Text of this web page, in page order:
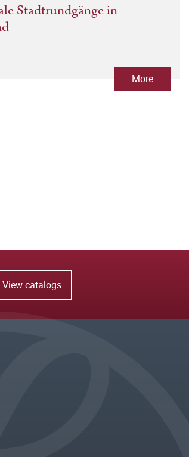
Stadtrundgänge in
More
View catalogs